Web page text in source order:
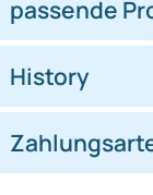
Lautsprecher Einbau
kompatibel mit Lada
System TA13.0-PRO